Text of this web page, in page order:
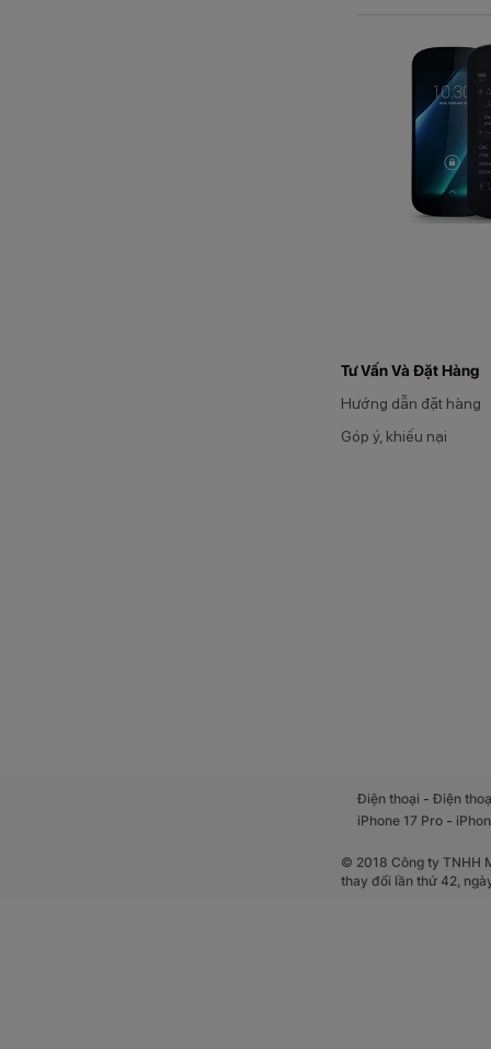
Tư Vấn Và Đặt Hàng
Hướng dẫn đặt hàng
Góp ý, khiếu nại
Điện thoại -Điện
iPhone 17 Pro -
© 2018 Công ty TNHH
thay đổi lần thứ 42,